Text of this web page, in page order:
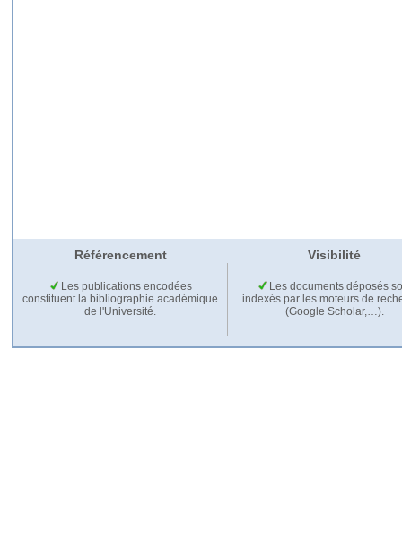
Référencement Visibilité
Les publications encodées
constituent la bibliographie académique
de l'Université.
Les documents déposés
indexés par les moteurs de
(Google Scholar,…).